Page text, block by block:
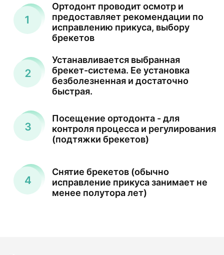
Ортодонт проводит осмотр и
предоставляет рекомендации по
исправлению прикуса, выбору
брекетов
Устанавливается выбранная
брекет-система. Ее установка
безболезненная и достаточно
быстрая.
Посещение ортодонта - для
контроля процесса и регулирования
(подтяжки брекетов)
Снятие брекетов (обычно
исправление прикуса занимает не
менее полутора лет)